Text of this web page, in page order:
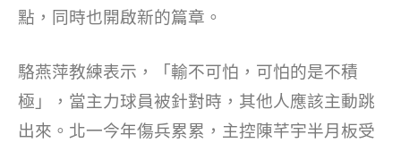
點，同時也開啟新的篇章。
駱燕萍教練表示，「輸不可怕，可怕的是不積
極」，當主力球員被針對時，其他人應該主動跳
出來。北一今年傷兵累累，主控陳芊宇半月板受